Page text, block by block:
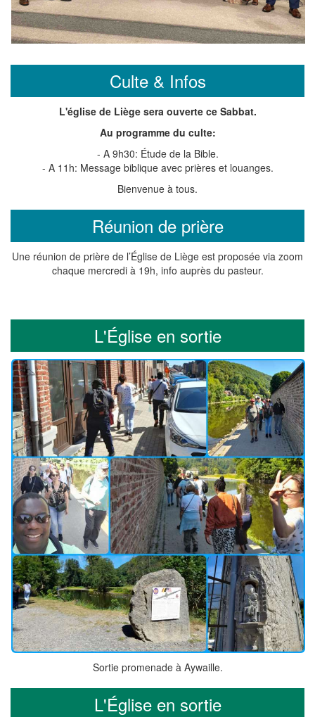
Culte & Infos
L'église de Liège sera ouverte ce Sabbat.
Au programme du culte:
- A 9h30: Étude de la Bible.
- A 11h: Message biblique avec prières et louanges.
Bienvenue à tous.
Réunion de prière
Une réunion de prière de l’Église de Liège est proposée via zoom
chaque mercredi à 19h, info auprès du pasteur.
L'Église en sortie
Sortie promenade à Aywaille.
L'Église en sortie